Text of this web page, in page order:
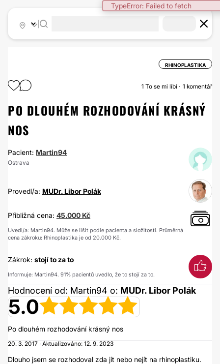
TypeError: Failed to fetch
RHINOPLASTIKA
1 To se mi líbí 1 komentář
PO DLOUHÉM ROZHODOVÁNÍ KRÁSNÝ
NOS
Pacient: Martin94
Ostrava
Provedl/a: MUDr. Libor Polák
Přibližná cena: 45.000 Kč
Uvedl/a: Martin94. Může se lišit podle pacienta a složitosti. Průměrná
cena zákroku: Rhinoplastika je od 20.000 Kč.
Zákrok: stojí to za to
Informuje: Martin94. 91% pacientů uvedlo, že to stojí za to.
Hodnocení od: Martin94 o: MUDr. Libor Polák
5.0
Po dlouhém rozhodování krásný nos
20. 3. 2017 · Aktualizováno: 12. 9. 2023
Dlouho jsem se rozhodoval zda jít nebo nejít na rhinoplastiku.